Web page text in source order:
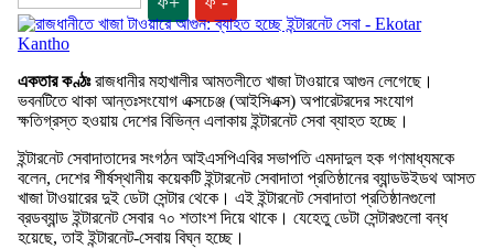
একতার কণ্ঠঃরাজধানীর মহাখালীর আমতলীতে খাজা টাওয়ারে আগুন লেগেছে।
ভবনটিতে থাকা আন্তঃসংযোগ এক্সচেঞ্জ (আইসিএক্স) অপারেটরদের সংযোগ
ক্ষতিগ্রস্ত হওয়ায় দেশের বিভিন্ন এলাকায় ইন্টারনেট সেবা ব্যাহত হচ্ছে।
ইন্টারনেট সেবাদাতাদের সংগঠন আইএসপিএবির সভাপতি এমদাদুল হক গণমাধ্যমকে
বলেন, দেশের শীর্ষস্থানীয় কয়েকটি ইন্টারনেট সেবাদাতা প্রতিষ্ঠানের ব্যান্ডউইডথ আসত
খাজা টাওয়ারের দুই ডেটা সেন্টার থেকে। এই ইন্টারনেট সেবাদাতা প্রতিষ্ঠানগুলো
ব্রডব্যান্ড ইন্টারনেট সেবার ৭০ শতাংশ দিয়ে থাকে। যেহেতু ডেটা সেন্টারগুলো বন্ধ
হয়েছে, তাই ইন্টারনেট-সেবায় বিঘ্ন হচ্ছে।